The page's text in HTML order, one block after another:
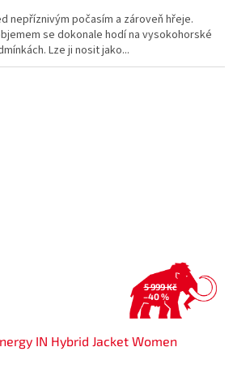
nepříznivým počasím a zároveň hřeje.
se dokonale hodí na vysokohorské
Lze ji nosit jako...
5 999 Kč
–40 %
IN Hybrid Jacket Women